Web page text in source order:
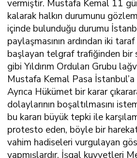
vermiştir. Mustafa Kemal 11
kalarak halkın durumunu
içinde bulunduğu durumu
paylaşmasının ardından iki taraf
başlayan telgraf trafiğinden bir
gibi Yıldırım Orduları Grubu
Mustafa Kemal Pasa İstanbul’a
Ayrıca Hükümet bir karar
dolaylarının boşaltılmasını
bu kararı büyük tepki ile
protesto eden, böyle bir
vahim hadiseleri vurgulayan
yapmışlardır. İşgal kuvvetleri